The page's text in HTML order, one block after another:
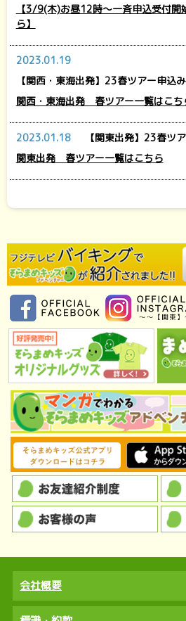
【3/9(木)お昼12時～一斉申込受付開
ら】
2023.01.19
【関西・東海出発】23春ツアー申込
関西・東海出発 春ツアー一覧はこち
2023.01.18
【関東出発】23春ツ
関東出発 春ツアー一覧はこちら
会社概要